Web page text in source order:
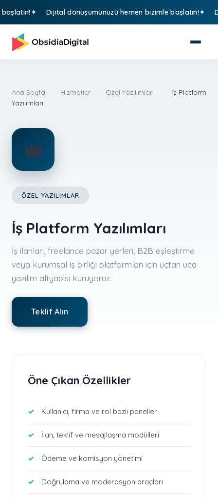
Dijital dönüşümünüzü hemen bizimle başlatın!
Ana Sayfa Hizmetler Özel Yazılımlar
İş Platform
Yazılımları
💼
ÖZEL YAZILIMLAR
İş Platform Yazılımları
İş ilanları, freelance pazar yerleri, B2B eşleştirme
veya kurumsal iş birliği platformları için uçtan uca
yazılım altyapısı kuruyoruz.
Teklif Alın
Öne Çıkan Özellikler
Kullanıcı, firma ve rol bazlı paneller
İlan, teklif ve mesajlaşma modülleri
Ödeme ve komisyon yönetimi
Doğrulama ve moderasyon araçları